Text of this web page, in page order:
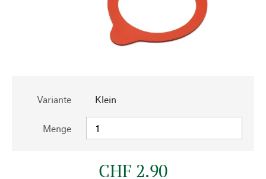
Variante Klein
Menge
CHF 2.90